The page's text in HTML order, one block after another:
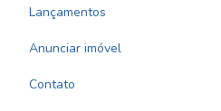
Lançamentos
Anunciar imóvel
Contato